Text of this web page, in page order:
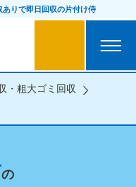
ありで即日回収の片付け侍
・粗大ゴミ回収
の